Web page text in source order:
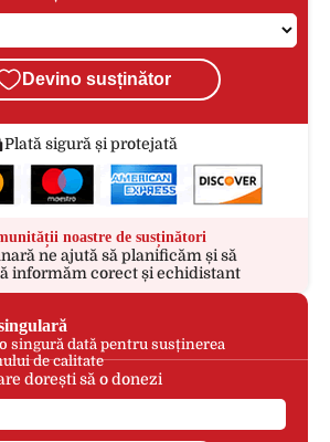
Devino susținător
Plată sigură și protejată
noastre de susținători
ne ajută să planificăm și să
informăm corect și echidistant
singură dată pentru susținerea
de calitate
dorești să o donezi